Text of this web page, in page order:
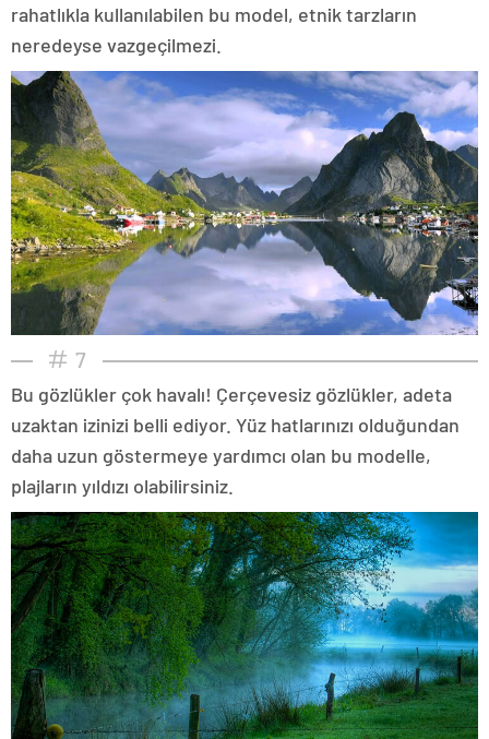
rahatlıkla kullanılabilen bu model, etnik tarzların
neredeyse vazgeçilmezi.
7
Bu gözlükler çok havalı! Çerçevesiz gözlükler, adeta
uzaktan izinizi belli ediyor. Yüz hatlarınızı olduğundan
daha uzun göstermeye yardımcı olan bu modelle,
plajların yıldızı olabilirsiniz.